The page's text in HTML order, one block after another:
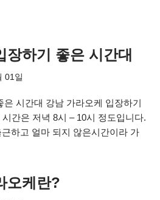
장하기 좋은 시간대
01일
시간대 강남 가라오케 입장하기
간은 저녁 8시 – 10시 정도입니다.
하고 얼마 되지 않은시간이라 가
오케란?